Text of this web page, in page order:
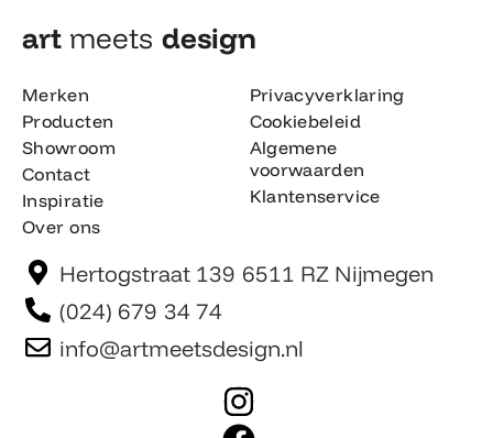
art meets design​
Merken
Producten
Showroom
Contact
Inspiratie
Over ons
Privacyverklaring
Cookiebeleid
Algemene
voorwaarden
Klantenservice
Hertogstraat 139 6511 RZ Nijmegen
(024) 679 34 74
info@artmeetsdesign.nl
I